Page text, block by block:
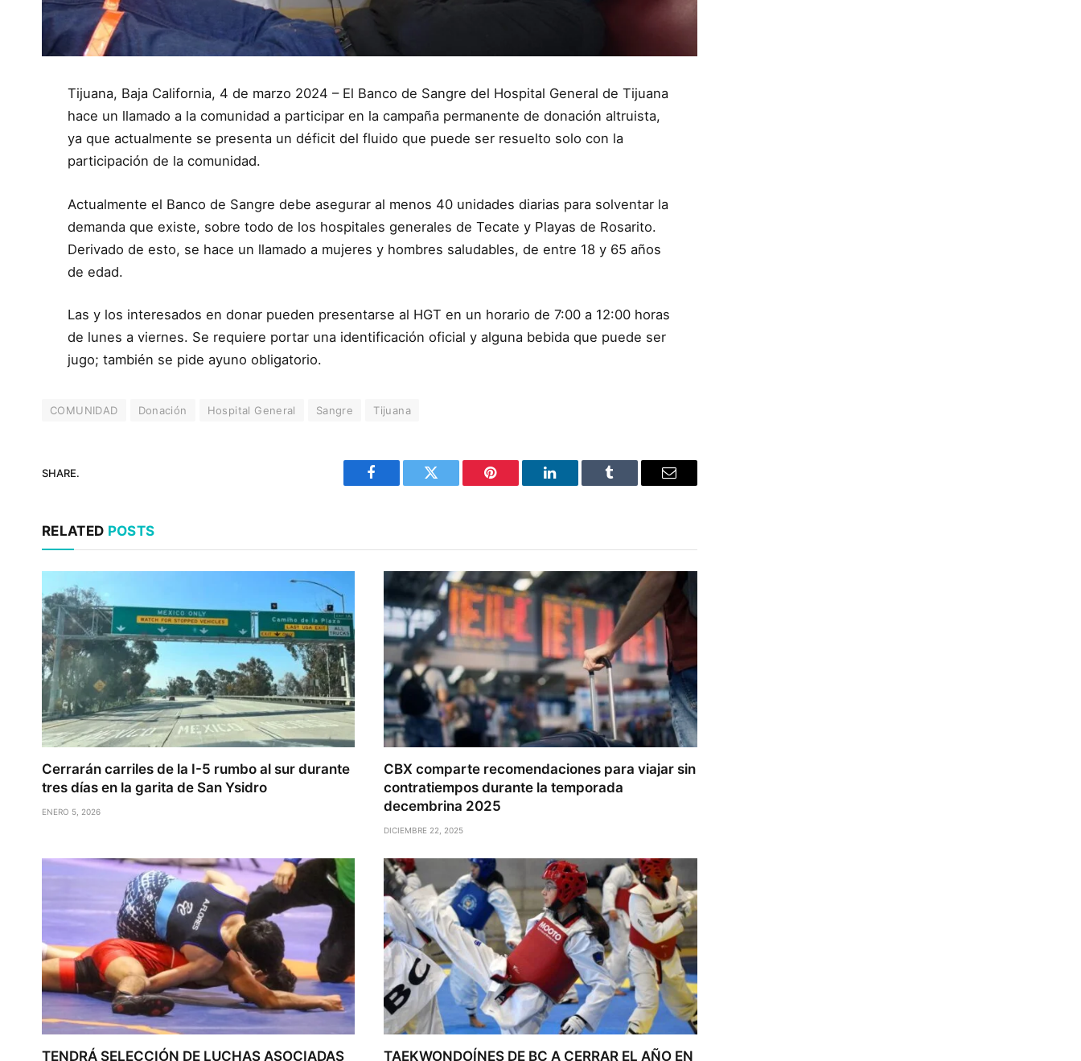
Tijuana, Baja California, 4 de marzo 2024 – El Banco de Sangre del Hospital General de Tijuana
hace un llamado a la comunidad a participar en la campaña permanente de donación altruista,
ya que actualmente se presenta un déficit del fluido que puede ser resuelto solo con la
participación de la comunidad.
Actualmente el Banco de Sangre debe asegurar al menos 40 unidades diarias para solventar la
demanda que existe, sobre todo de los hospitales generales de Tecate y Playas de Rosarito.
Derivado de esto, se hace un llamado a mujeres y hombres saludables, de entre 18 y 65 años
de edad.
Las y los interesados en donar pueden presentarse al HGT en un horario de 7:00 a 12:00 horas
de lunes a viernes. Se requiere portar una identificación oficial y alguna bebida que puede ser
jugo; también se pide ayuno obligatorio.
COMUNIDAD Donación Hospital General Sangre Tijuana
SHARE.
Facebook Twitter Pinterest LinkedIn Tumblr Email
RELATED POSTS
Cerrarán carriles de la I-5 rumbo al sur durante
tres días en la garita de San Ysidro
ENERO 5, 2026
CBX comparte recomendaciones para viajar sin
contratiempos durante la temporada
decembrina 2025
DICIEMBRE 22, 2025
TENDRÁ SELECCIÓN DE LUCHAS ASOCIADAS TAEKWONDOÍNES DE BC A CERRAR EL AÑO EN